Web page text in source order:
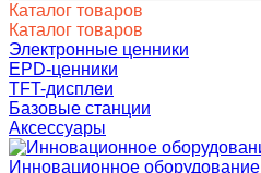
Каталог товаров
Каталог товаров
Электронные ценники
EPD-ценники
TFT-дисплеи
Базовые станции
Аксессуары
Инновационное оборудование